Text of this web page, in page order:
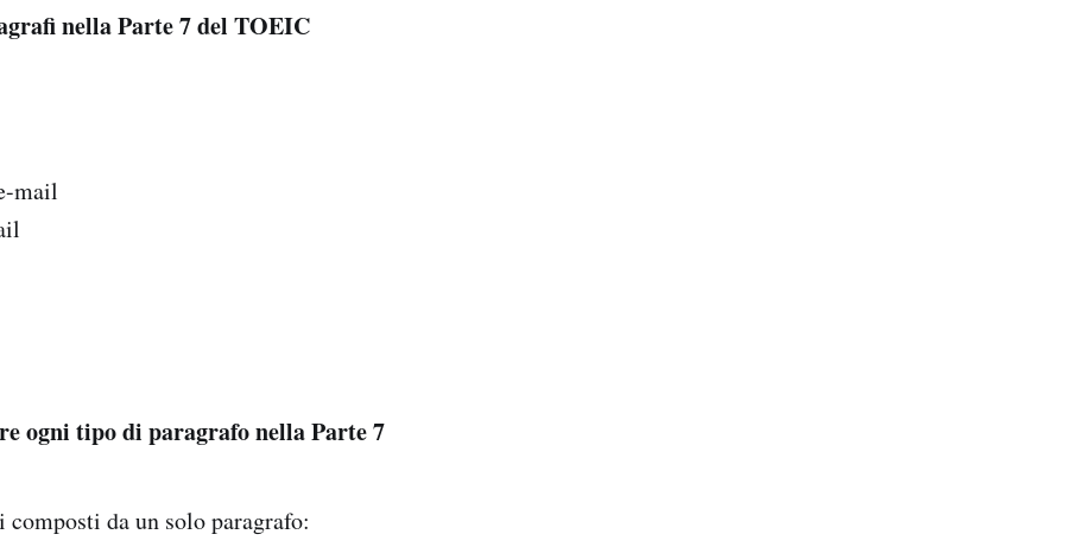
nella Parte 7 del TOEIC
mail
ogni tipo di paragrafo nella Parte 7
composti da un solo paragrafo: